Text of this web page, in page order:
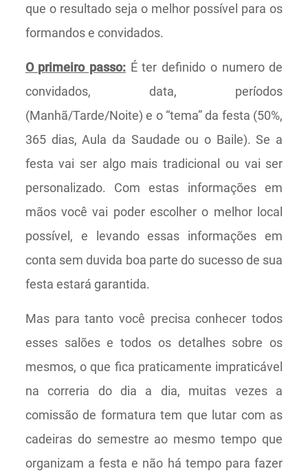
que o resultado seja o melhor possível para os
formandos e convidados.
O primeiro passo: É ter definido o numero de
convidados, data, períodos
(Manhã/Tarde/Noite) e o “tema” da festa (50%,
365 dias, Aula da Saudade ou o Baile). Se a
festa vai ser algo mais tradicional ou vai ser
personalizado. Com estas informações em
mãos você vai poder escolher o melhor local
possível, e levando essas informações em
conta sem duvida boa parte do sucesso de sua
festa estará garantida.
Mas para tanto você precisa conhecer todos
esses salões e todos os detalhes sobre os
mesmos, o que fica praticamente impraticável
na correria do dia a dia, muitas vezes a
comissão de formatura tem que lutar com as
cadeiras do semestre ao mesmo tempo que
organizam a festa e não há tempo para fazer